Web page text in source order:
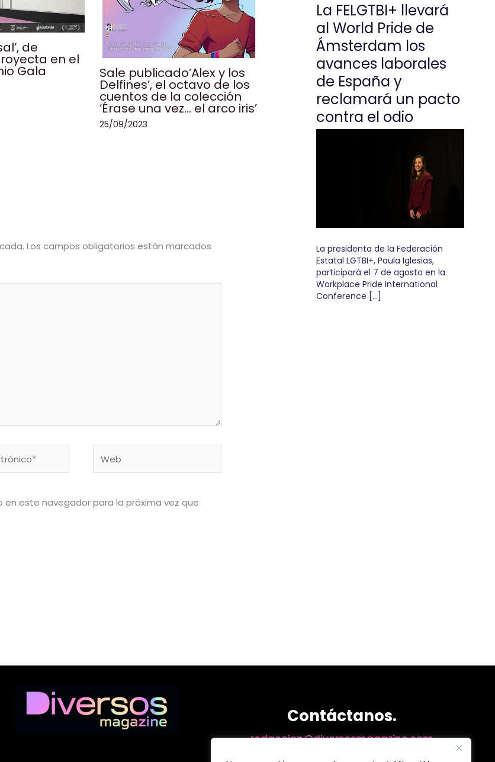
de
en el
Gala Sale publicado’Alex y los
Delfines’, el octavo de los
cuentos de la colección
‘Érase una vez… el arco iris’
25/09/2023
Los campos obligatorios están marcados
este navegador para la próxima vez que
La FELGTBI+ llevará
al World Pride de
Ámsterdam los
avances laborales
de España y
reclamará un pacto
contra el odio
La presidenta de la Federación
Estatal LGTBI+, Paula Iglesias,
participará el 7 de agosto en la
Workplace Pride International
Conference […]
Contáctanos.
redaccion@diversosmagazine.com